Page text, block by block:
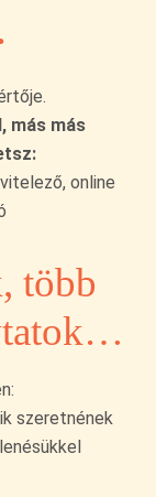
más más
online
több
szeretnének